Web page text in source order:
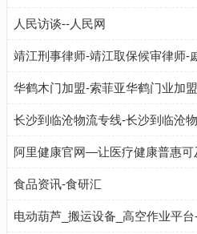
人民访谈--人民网
靖江刑事律师-靖江取保候审律师-
华鹤木门加盟-索菲亚华鹤门业加
阿里健康官网—让医疗健康普惠可
食品资讯-食研汇